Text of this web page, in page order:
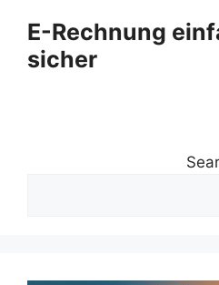
Inhalt
springen
E-Rechnung
sicher